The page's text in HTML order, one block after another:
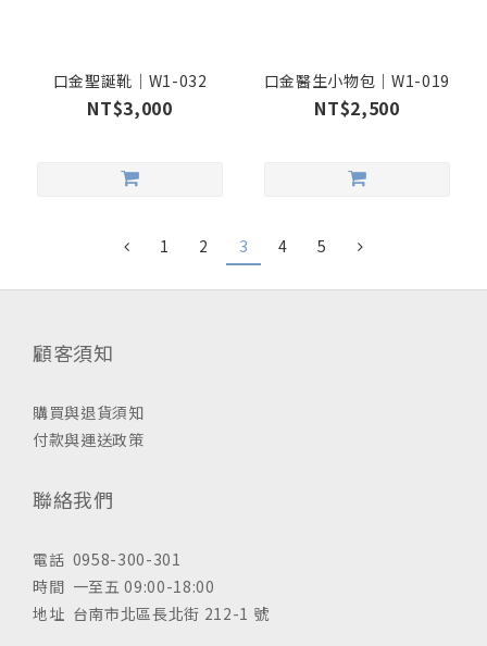
口金聖誕靴｜W1-032
NT$3,000
口金醫生小物包｜W1-019
NT$2,500
1 2 3 4 5
顧客須知
購買與退貨須知
付款與運送政策
聯絡我們
電話 0958-300-301
時間 一至五 09:00-18:00
地址 台南市北區長北街 212-1 號